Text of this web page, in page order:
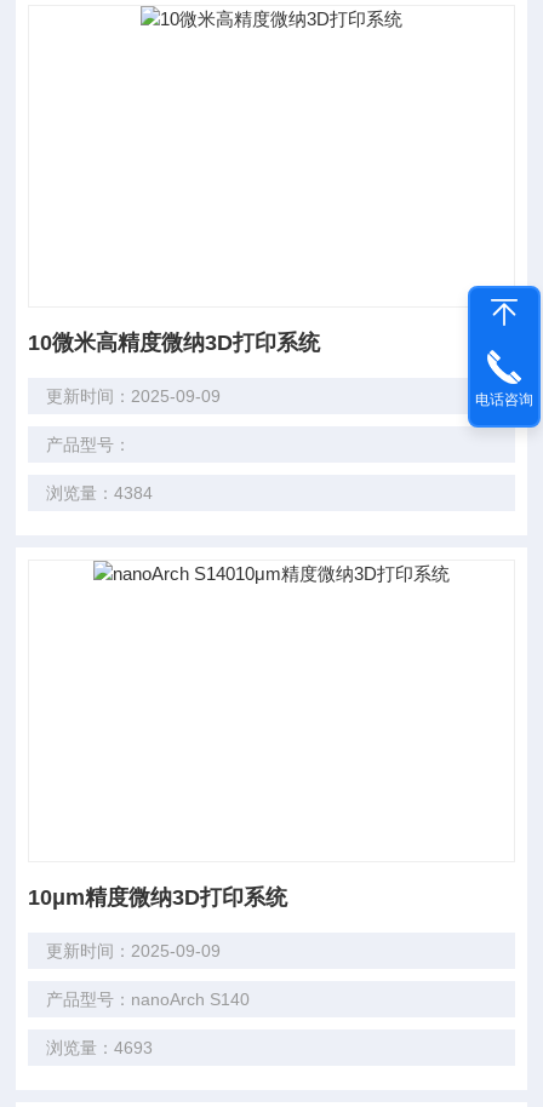
10微米高精度微纳3D打印系统
更新时间：2025-09-09
产品型号：
浏览量：4384
10μm精度微纳3D打印系统
更新时间：2025-09-09
产品型号：nanoArch S140
浏览量：4693
电话咨询